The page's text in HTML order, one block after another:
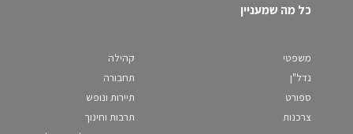
כל מה שמעניין
משפטי
נדל"ן
ספורט
צרכנות
קהילה
תחבורה
תיירות ונופש
תרבות וחינוך